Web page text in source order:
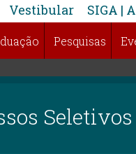
Vestibular SIGA |
Pesquisas